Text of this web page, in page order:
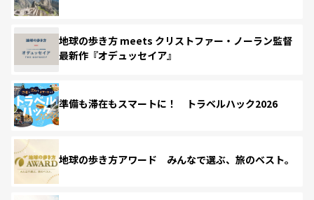
地球の歩き方 meets クリストファー・ノーラン監督
最新作『オデュッセイア』
準備も滞在もスマートに！ トラベルハック2026
地球の歩き方アワード みんなで選ぶ、旅のベスト。